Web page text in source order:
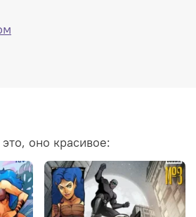
оно красивое: